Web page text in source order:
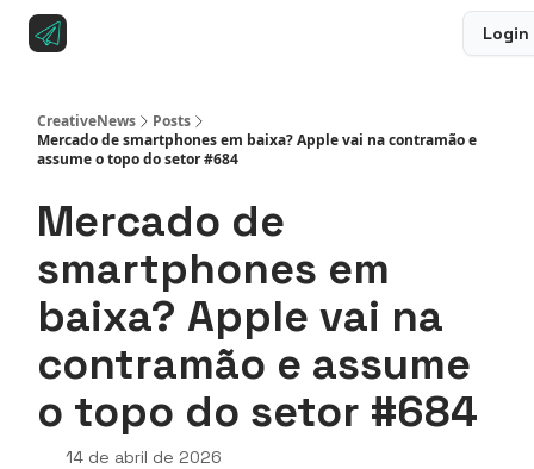
Login
CreativeNews
Posts
Mercado de smartphones em baixa? Apple vai na contramão e
assume o topo do setor #684
Mercado de
smartphones em
baixa? Apple vai na
contramão e assume
o topo do setor #684
14 de abril de 2026